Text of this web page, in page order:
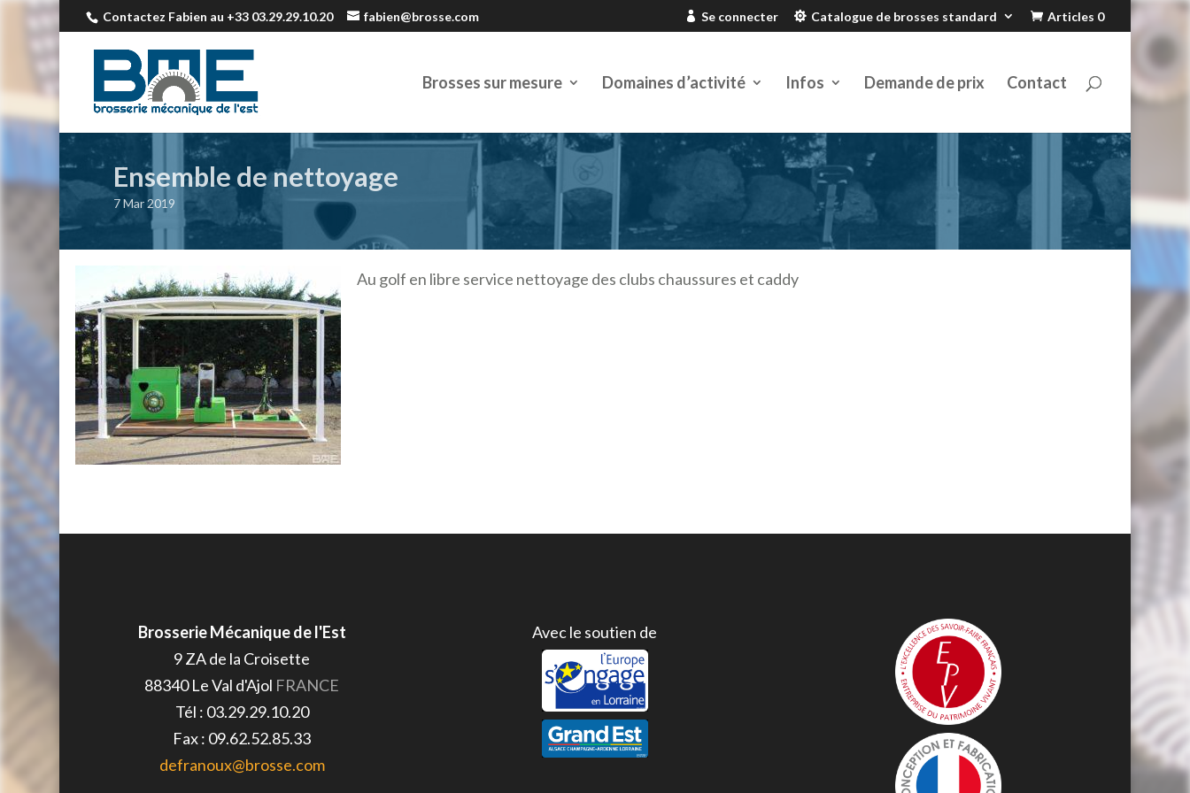
Contactez Fabien au +33 03.29.29.10.20 fabien@brosse.com Se connecter Catalogue de brosses standard Articles 0
Brosses sur mesure Domaines d’activité Infos Demande de prix Contact
Ensemble de nettoyage
7 Mar 2019
Au golf en libre service nettoyage des clubs chaussures et caddy
Brosserie Mécanique de l'Est
9 ZA de la Croisette
88340 Le Val d'Ajol FRANCE
Tél : 03.29.29.10.20
Fax : 09.62.52.85.33
defranoux@brosse.com
Avec le soutien de